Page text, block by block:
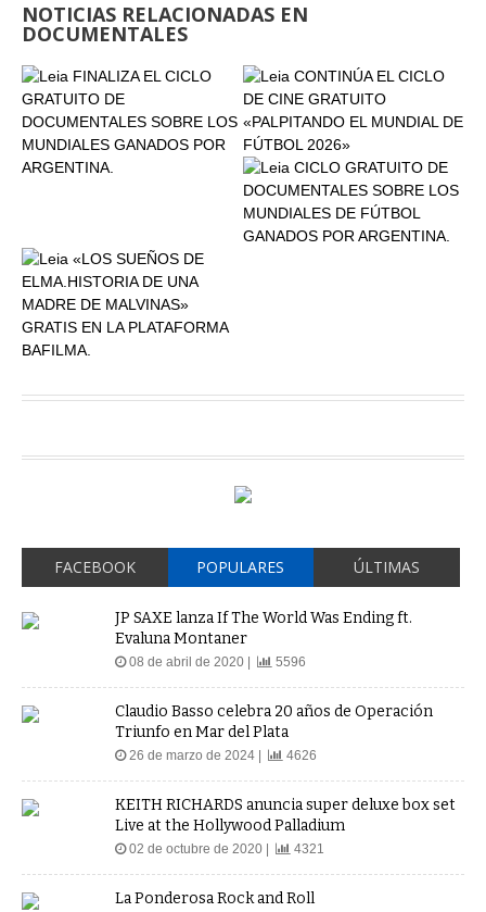
NOTICIAS RELACIONADAS EN
DOCUMENTALES
FACEBOOK POPULARES ÚLTIMAS
JP SAXE lanza If The World Was Ending ft.
Evaluna Montaner
08 de abril de 2020 | 5596
Claudio Basso celebra 20 años de Operación
Triunfo en Mar del Plata
26 de marzo de 2024 | 4626
KEITH RICHARDS anuncia super deluxe box set
Live at the Hollywood Palladium
02 de octubre de 2020 | 4321
La Ponderosa Rock and Roll